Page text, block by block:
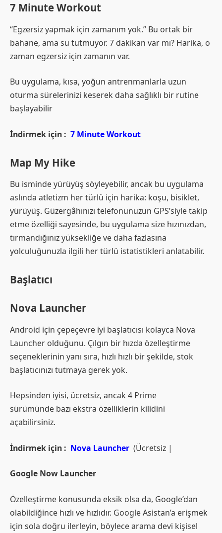
7 Minute Workout
“Egzersiz yapmak için zamanım yok.” Bu ortak bir
bahane, ama su tutmuyor. 7 dakikan var mı? Harika, o
zaman egzersiz için zamanın var.
Bu uygulama, kısa, yoğun antrenmanlarla uzun
oturma sürelerinizi keserek daha sağlıklı bir rutine
başlayabilir
İndirmek için : 7 Minute Workout
Map My Hike
Bu isminde yürüyüş söyleyebilir, ancak bu uygulama
aslında atletizm her türlü için harika: koşu, bisiklet,
yürüyüş. Güzergâhınızı telefonunuzun GPS’siyle takip
etme özelliği sayesinde, bu uygulama size hızınızdan,
tırmandığınız yüksekliğe ve daha fazlasına
yolculuğunuzla ilgili her türlü istatistikleri anlatabilir.
Başlatıcı
Nova Launcher
Android için çepeçevre iyi başlatıcısı kolayca Nova
Launcher olduğunu. Çılgın bir hızda özelleştirme
seçeneklerinin yanı sıra, hızlı hızlı bir şekilde, stok
başlatıcınızı tutmaya gerek yok.
Hepsinden iyisi, ücretsiz, ancak 4 Prime
sürümünde bazı ekstra özelliklerin kilidini
açabilirsiniz.
İndirmek için : Nova Launcher (Ücretsiz |
Google Now Launcher
Özelleştirme konusunda eksik olsa da, Google’dan
olabildiğince hızlı ve hızlıdır. Google Asistan’a erişmek
için sola doğru ilerleyin, böylece arama devi kişisel